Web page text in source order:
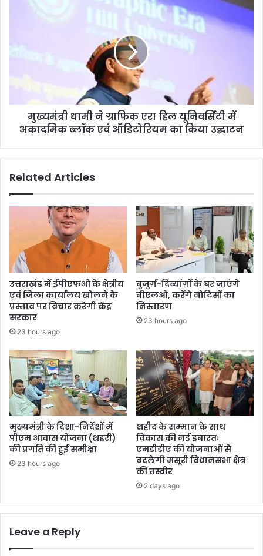
मुख्यमंत्री धामी ने ग्राफिक एरा हिल यूनिवर्सिटी में
अकादमिक ब्लॉक एवं ऑडिटोरियम का किया उद्घाटन
Related Articles
उत्तराखंड में ईपीएफओ के क्षेत्रीय
एवं जिला कार्यालय खोलने के
प्रस्ताव पर विचार करेगी केंद्र
सरकार
23 hours ago
बुजुर्ग-दिव्यांगों के घर जाएंगे
बीएलओ, करेंगे नोटिसों का
निस्तारण
23 hours ago
मुख्यमंत्री के दिशा-निर्देशों में
पीएम आवास योजना (शहरी)
की प्रगति की हुई समीक्षा
23 hours ago
शहीद के सम्मान के साथ
विकास की नई इबारतः
एमडीडीए की योजनाओं से
बदलेगी मसूरी विधानसभा क्षेत्र
की तस्वीर
2 days ago
Leave a Reply